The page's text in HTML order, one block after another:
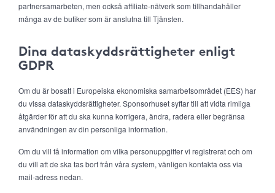
partnersamarbeten, men också affiliate-nätverk som tillhandahåller
många av de butiker som är anslutna till Tjänsten.
Dina dataskyddsrättigheter enligt
GDPR
Om du är bosatt i Europeiska ekonomiska samarbetsområdet (EES) har
du vissa dataskyddsrättigheter. Sponsorhuset syftar till att vidta rimliga
åtgärder för att du ska kunna korrigera, ändra, radera eller begränsa
användningen av din personliga information.
Om du vill få information om vilka personuppgifter vi registrerat och om
du vill att de ska tas bort från våra system, vänligen kontakta oss via
mail-adress nedan.